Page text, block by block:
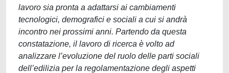
lavoro sia pronta a adattarsi ai cambiamenti
tecnologici, demografici e sociali a cui si andrà
incontro nei prossimi anni. Partendo da questa
constatazione, il lavoro di ricerca è volto ad
analizzare l’evoluzione del ruolo delle parti sociali
dell’edilizia per la regolamentazione degli aspetti